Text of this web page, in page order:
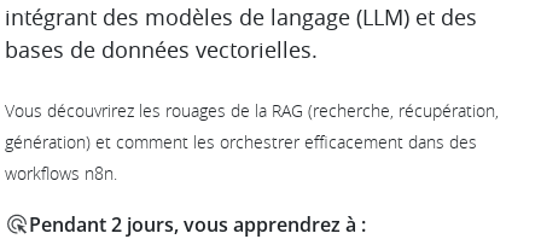
intégrant des modèles de langage (LLM) et des
bases de données vectorielles.
Vous découvrirez les rouages de la RAG (recherche, récupération,
génération) et comment les orchestrer efficacement dans des
workflows n8n.
Pendant 2 jours, vous apprendrez à :